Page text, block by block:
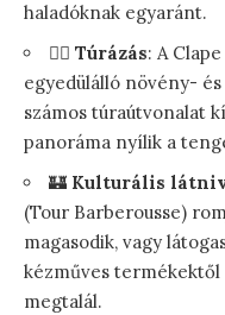
haladóknak egyaránt.
🚶‍♀️ Túrázás: A
egyedülálló növény-
számos túraútvonalat
panoráma nyílik a
🏰 Kulturális
(Tour Barberousse)
magasodik, vagy
kézműves
megtalál.